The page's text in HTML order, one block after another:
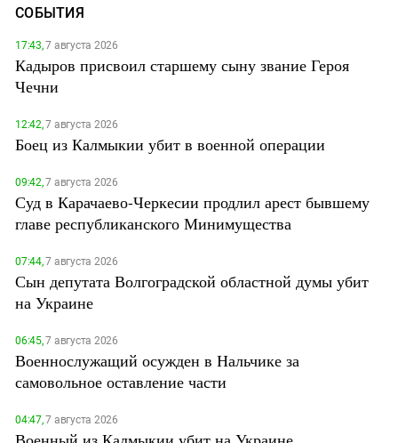
СОБЫТИЯ
17:43,7 августа 2026
Кадыров присвоил старшему сыну звание Героя
Чечни
12:42,7 августа 2026
Боец из Калмыкии убит в военной операции
09:42,7 августа 2026
Суд в Карачаево-Черкесии продлил арест бывшему
главе республиканского Минимущества
07:44,7 августа 2026
Сын депутата Волгоградской областной думы убит
на Украине
06:45,7 августа 2026
Военнослужащий осужден в Нальчике за
самовольное оставление части
04:47,7 августа 2026